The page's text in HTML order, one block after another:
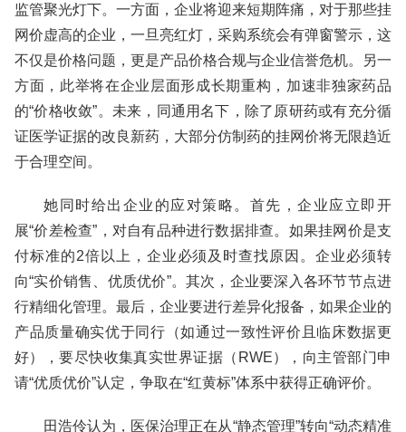
监管聚光灯下。一方面，企业将迎来短期阵痛，对于那些挂
网价虚高的企业，一旦亮红灯，采购系统会有弹窗警示，这
不仅是价格问题，更是产品价格合规与企业信誉危机。另一
方面，此举将在企业层面形成长期重构，加速非独家药品
的“价格收敛”。未来，同通用名下，除了原研药或有充分循
证医学证据的改良新药，大部分仿制药的挂网价将无限趋近
于合理空间。
她同时给出企业的应对策略。首先，企业应立即开
展“价差检查”，对自有品种进行数据排查。如果挂网价是支
付标准的2倍以上，企业必须及时查找原因。企业必须转
向“实价销售、优质优价”。其次，企业要深入各环节节点进
行精细化管理。最后，企业要进行差异化报备，如果企业的
产品质量确实优于同行（如通过一致性评价且临床数据更
好），要尽快收集真实世界证据（RWE），向主管部门申
请“优质优价”认定，争取在“红黄标”体系中获得正确评价。
田浩伶认为，医保治理正在从“静态管理”转向“动态精准